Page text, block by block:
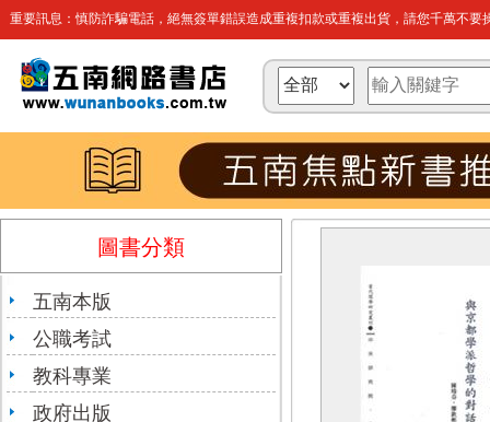
重要訊息：慎防詐騙電話，絕無簽單錯誤造成重複扣款或重複出貨，請您千萬不要
圖書分類
五南本版
公職考試
教科專業
政府出版